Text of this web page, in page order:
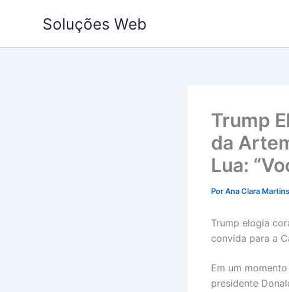
Soluções Web
Trump
da
Lua:
PorAna Clara Martins
Trump elogia
convida para a
Em um
presidente